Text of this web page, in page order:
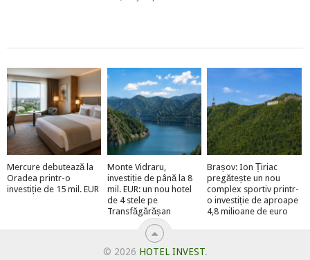
Mercure debutează la
Oradea printr-o
investiție de 15 mil. EUR
Monte Vidraru,
investiție de până la 8
mil. EUR: un nou hotel
de 4 stele pe
Transfăgărășan
Brașov: Ion Țiriac
pregătește un nou
complex sportiv printr-
o investiție de aproape
4,8 milioane de euro
© 2026 HOTEL INVEST.